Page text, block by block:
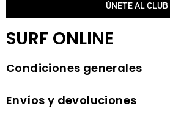
ÚNETE AL CLUB
SURF ONLINE
Condiciones generales
Envíos y devoluciones